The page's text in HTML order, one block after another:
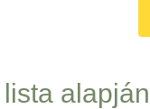
lista